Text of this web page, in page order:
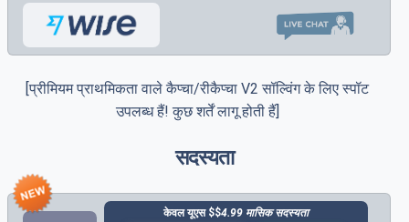
[प्रीमियम प्राथमिकता वाले कैप्चा/रीकैप्चा V2 सॉल्विंग के लिए स्पॉट
उपलब्ध हैं! कुछ शर्तें लागू होती हैं]
सदस्यता
केवल यूएस $$4.99 मासिक सदस्यता